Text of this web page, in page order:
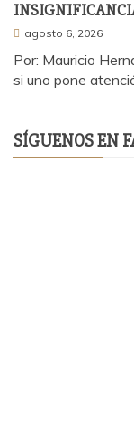
agosto 6, 2026
Por: Mauricio
si uno pone
SÍGUENOS EN